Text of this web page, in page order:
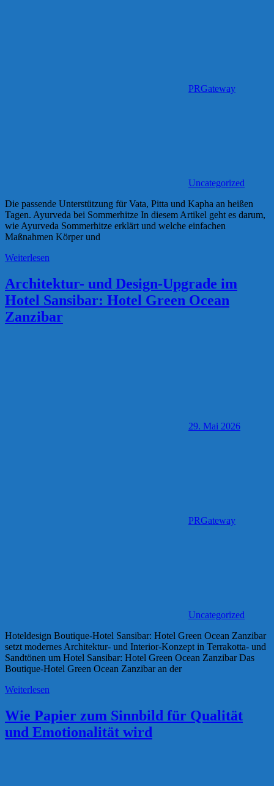
PRGateway
Uncategorized
Die passende Unterstützung für Vata, Pitta und Kapha an heißen
Tagen. Ayurveda bei Sommerhitze In diesem Artikel geht es darum,
wie Ayurveda Sommerhitze erklärt und welche einfachen
Maßnahmen Körper und
Weiterlesen
Architektur- und Design-Upgrade im
Hotel Sansibar: Hotel Green Ocean
Zanzibar
29. Mai 2026
PRGateway
Uncategorized
Hoteldesign Boutique-Hotel Sansibar: Hotel Green Ocean Zanzibar
setzt modernes Architektur- und Interior-Konzept in Terrakotta- und
Sandtönen um Hotel Sansibar: Hotel Green Ocean Zanzibar Das
Boutique-Hotel Green Ocean Zanzibar an der
Weiterlesen
Wie Papier zum Sinnbild für Qualität
und Emotionalität wird